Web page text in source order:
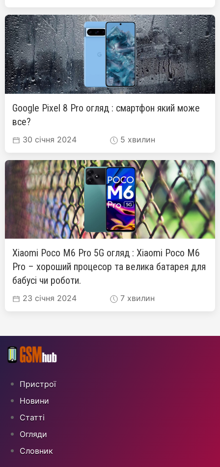
Google Pixel 8 Pro огляд : смартфон який може
все?
30 січня 2024 5 хвилин
Xiaomi Poco M6 Pro 5G огляд : Xiaomi Poco M6
Pro – хороший процесор та велика батарея для
бабусі чи роботи.
23 січня 2024 7 хвилин
Пристрої
Новини
Статті
Огляди
Cловник